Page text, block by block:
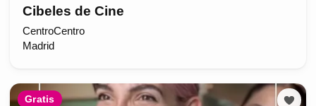
Cibeles de Cine
CentroCentro
Madrid
Gratis